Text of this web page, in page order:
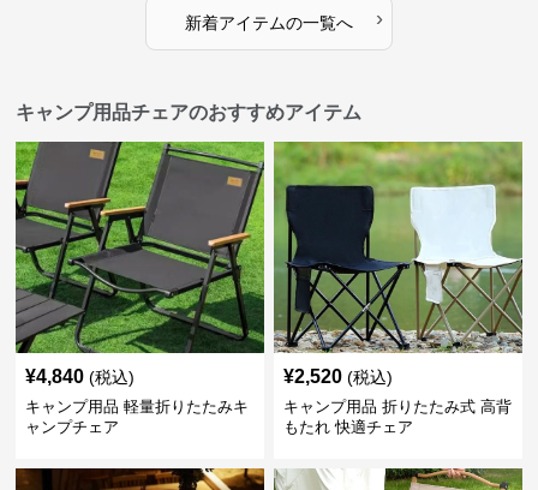
新着アイテムの一覧へ ›
キャンプ用品チェアのおすすめアイテム
¥4,840 (税込)
キャンプ用品 軽量折りたたみキ
ャンプチェア
¥2,520 (税込)
キャンプ用品 折りたたみ式 高背
もたれ 快適チェア